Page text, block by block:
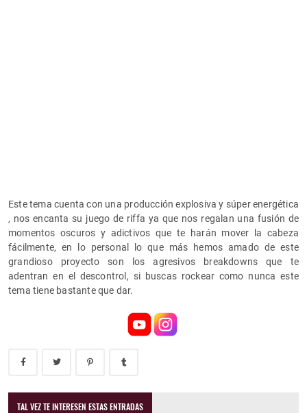
Este tema cuenta con una producción explosiva y súper energética
, nos encanta su juego de riffa ya que nos regalan una fusión de
momentos oscuros y adictivos que te harán mover la cabeza
fácilmente, en lo personal lo que más hemos amado de este
grandioso proyecto son los agresivos breakdowns que te
adentran en el descontrol, si buscas rockear como nunca este
tema tiene bastante que dar.
TAL VEZ TE INTERESEN ESTAS ENTRADAS